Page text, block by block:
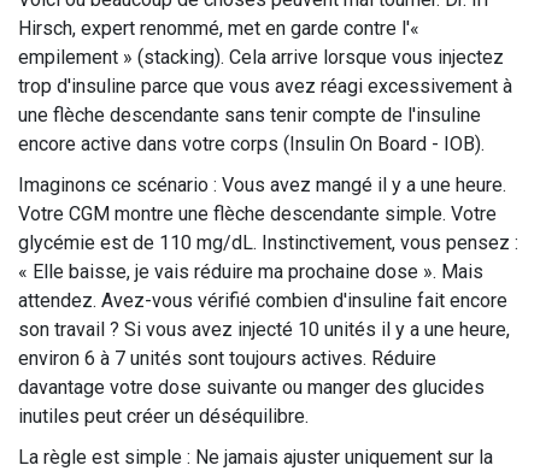
Hirsch, expert renommé, met en garde contre l'«
empilement » (stacking). Cela arrive lorsque vous injectez
trop d'insuline parce que vous avez réagi excessivement à
une flèche descendante sans tenir compte de l'insuline
encore active dans votre corps (Insulin On Board - IOB).
Imaginons ce scénario : Vous avez mangé il y a une heure.
Votre CGM montre une flèche descendante simple. Votre
glycémie est de 110 mg/dL. Instinctivement, vous pensez :
« Elle baisse, je vais réduire ma prochaine dose ». Mais
attendez. Avez-vous vérifié combien d'insuline fait encore
son travail ? Si vous avez injecté 10 unités il y a une heure,
environ 6 à 7 unités sont toujours actives. Réduire
davantage votre dose suivante ou manger des glucides
inutiles peut créer un déséquilibre.
La règle est simple : Ne jamais ajuster uniquement sur la